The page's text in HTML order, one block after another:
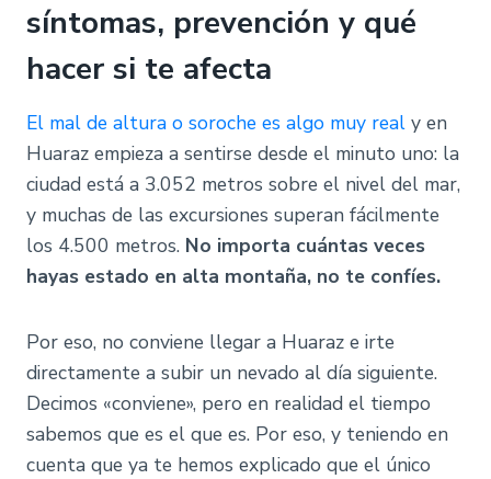
síntomas, prevención y qué
hacer si te afecta
El mal de altura o soroche es algo muy real y en
Huaraz empieza a sentirse desde el minuto uno: la
ciudad está a 3.052 metros sobre el nivel del mar,
y muchas de las excursiones superan fácilmente
los 4.500 metros. No importa cuántas veces
hayas estado en alta montaña, no te confíes.
Por eso, no conviene llegar a Huaraz e irte
directamente a subir un nevado al día siguiente.
Decimos «conviene», pero en realidad el tiempo
sabemos que es el que es. Por eso, y teniendo en
cuenta que ya te hemos explicado que el único